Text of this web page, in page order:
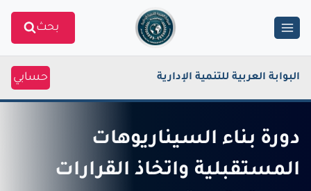
بحث
البوابة العربية للتنمية الإدارية حسابي
دورة بناء السيناريوهات
المستقبلية واتخاذ القرارات